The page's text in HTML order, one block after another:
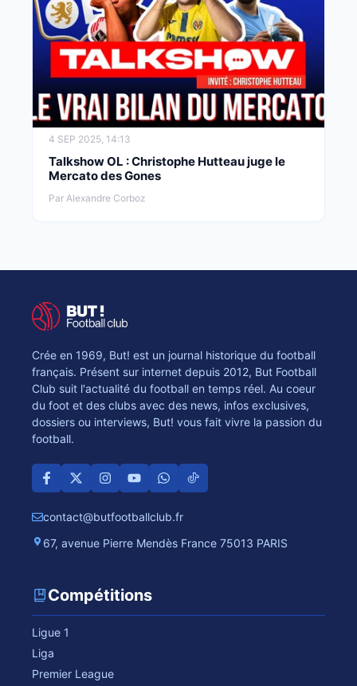
4 SEP 2025, 14:13
Talkshow OL : Christophe Hutteau juge le
Mercato des Gones
Par Alexandre Corboz
Crée en 1969, But! est un journal historique du football
français. Présent sur internet depuis 2012, But Football
Club suit l'actualité du football en temps réel. Au coeur
du foot et des clubs avec des news, infos exclusives,
dossiers ou interviews, But! vous fait vivre la passion du
football.
contact@butfootballclub.fr
67, avenue Pierre Mendès France 75013 PARIS
Compétitions
Ligue 1
Liga
Premier League